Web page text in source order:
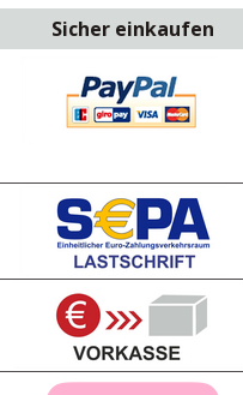
Sicher einkaufen